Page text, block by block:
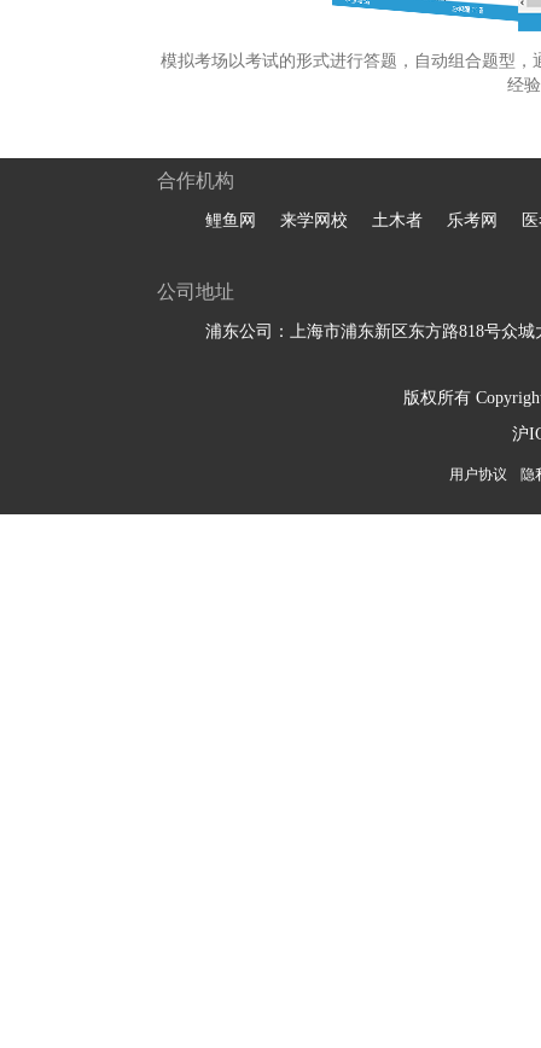
模拟考场以考试的形式进行答题，自动组合题型
经
合作机构
鲤鱼网 来学网校 土木者 乐考网
公司地址
浦东公司：上海市浦东新区东方路818号众城
版权所有
沪
用户协议 隐